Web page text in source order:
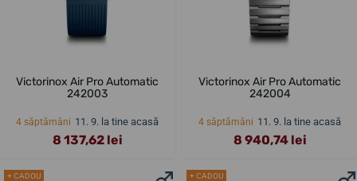
Victorinox Air Pro Automatic
242003
4 săptămâni 11. 9. la tine acasă
8 137,62 lei
Victorinox Air Pro Automatic
242004
4 săptămâni 11. 9. la tine acasă
8 940,74 lei
+ CADOU + CADOU